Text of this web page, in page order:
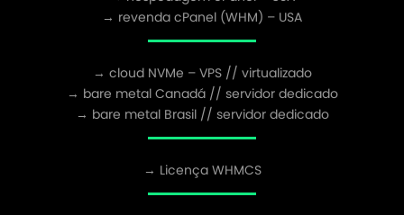
→ revenda cPanel (WHM) – USA
→ cloud NVMe – VPS // virtualizado
→ bare metal Canadá // servidor dedicado
→ bare metal Brasil // servidor dedicado
→ Licença WHMCS